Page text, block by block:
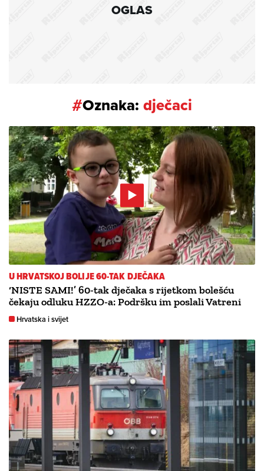
OGLAS
#Oznaka: dječaci
U HRVATSKOJ BOLIJE 60-TAK DJEČAKA
‘NISTE SAMI!’ 60-tak dječaka s rijetkom bolešću
čekaju odluku HZZO-a: Podršku im poslali Vatreni
Hrvatska i svijet